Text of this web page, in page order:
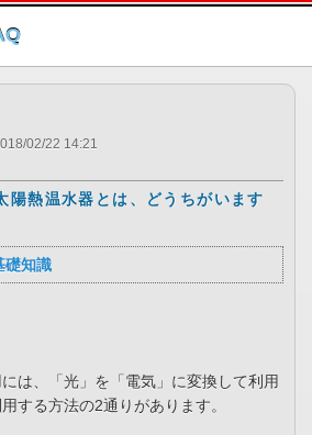
このページの本文へ
02/22 14:21
陽熱温水器とは、どうちがいます
礎知識
は、「光」を「電気」に変換して利用
する方法の2通りがあります。